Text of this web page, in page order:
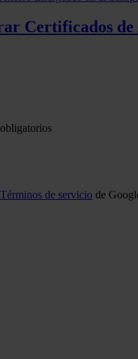
Certificados
Términos de servicio de